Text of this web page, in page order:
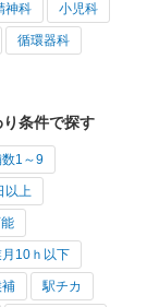
神科 小児科
循環器科
条件で探す
数1～9
以上
10ｈ以下
駅チカ